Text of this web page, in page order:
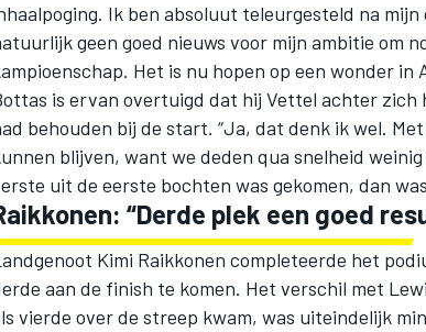
Ik ben absoluut teleurgesteld na
geen goed nieuws voor mijn ambitie om
Het is nu hopen op een wonder in
is ervan overtuigd dat hij Vettel achter zich
behouden bij de start. “Ja, dat denk ik wel.
blijven, want we deden qua snelheid
uit de eerste bochten was gekomen, dan
“Derde plek een goed
Kimi Raikkonen completeerde het
aan de finish te komen. Het verschil met
vierde over de streep kwam, was uiteindelijk